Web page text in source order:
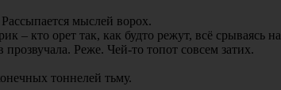
мыслей ворох.
– кто орет так, как будто режут, всё срываясь на
Реже. Чей-то топот совсем затих.
тоннелей тьму.